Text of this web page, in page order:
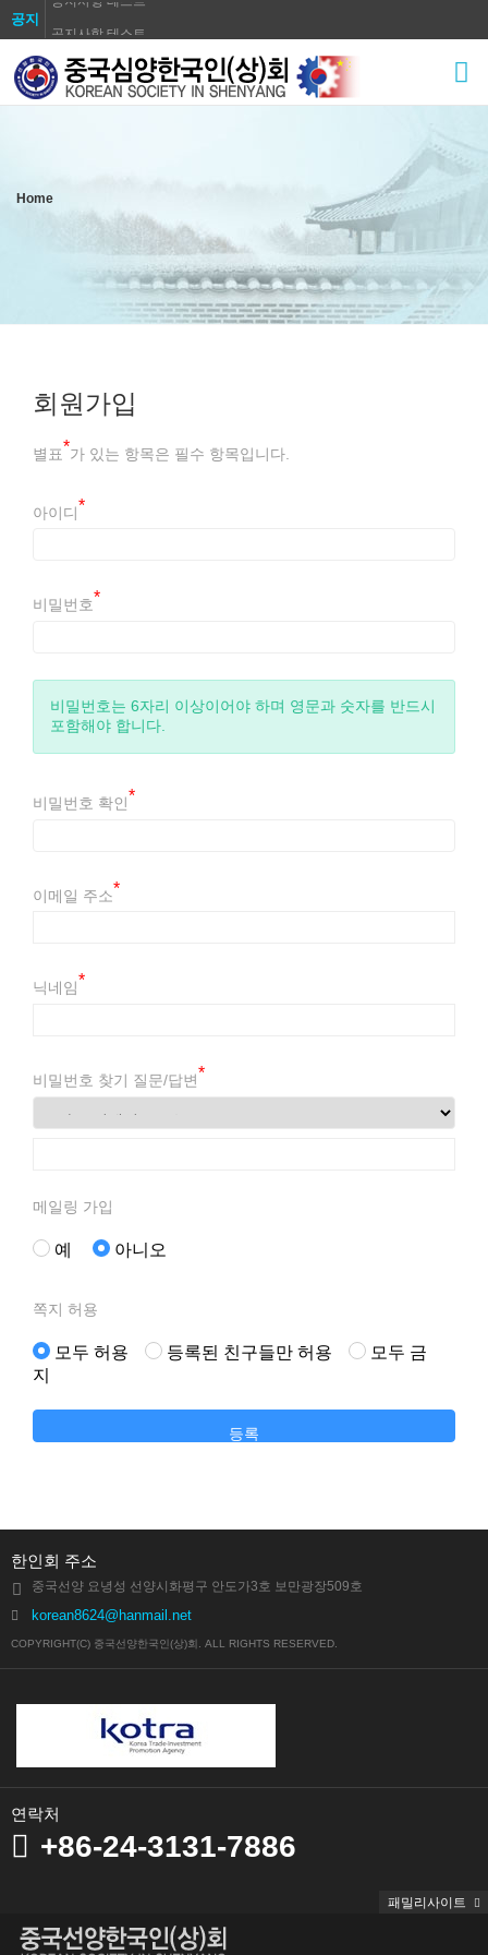
공지
공지사항 테스트
공지사항 테스트
공지사항 테스트
공지사항 테스트
공지사항 테스트
Home
회원가입
별표*가 있는 항목은 필수 항목입니다.
아이디*
비밀번호*
비밀번호는 6자리 이상이어야 하며 영문과 숫자를 반드시
포함해야 합니다.
비밀번호 확인*
이메일 주소*
닉네임*
비밀번호 찾기 질문/답변*
메일링 가입
예 아니오
쪽지 허용
모두 허용 등록된 친구들만 허용
모두 금
지
한인회 주소
중국선양 요녕성 선양시화평구 안도가3호 보만광장509호
korean8624@hanmail.net
COPYRIGHT(C) 중국선양한국인(상)회. ALL RIGHTS RESERVED.
연락처
+86-24-3131-7886
패밀리사이트